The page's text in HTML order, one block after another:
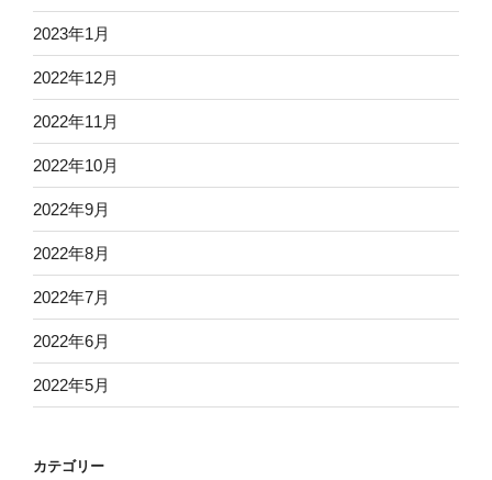
2023年1月
2022年12月
2022年11月
2022年10月
2022年9月
2022年8月
2022年7月
2022年6月
2022年5月
カテゴリー